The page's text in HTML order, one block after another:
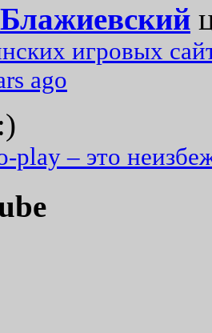
игровых
ago
:)
play – это